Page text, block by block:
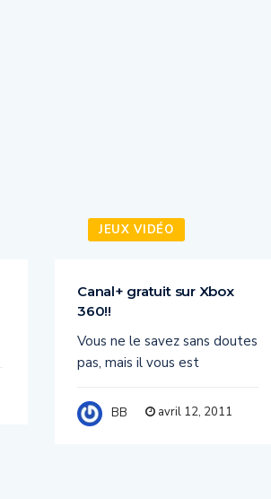
JEUX VIDÉO
Canal+ gratuit sur Xbox
360!!
Vous ne le savez sans doutes
pas, mais il vous est
BB avril 12, 2011